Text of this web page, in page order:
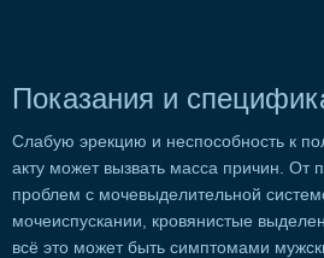
Показания и
Слабую эрекцию и неспособность к
акту может вызвать масса причин. От
проблем с мочевыделительной
мочеиспускании, кровянистые
всё это может быть симптомами